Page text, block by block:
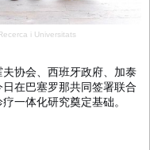
i Universitats
协会、西班牙政府、加泰
在巴塞罗那共同签署联合
一体化研究奠定基础。